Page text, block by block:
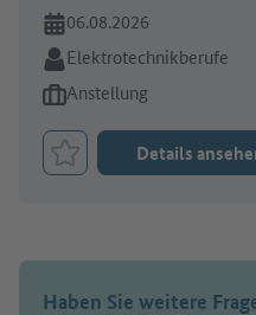
Online seit:
06.08.2026
Branche:
Elektrotechnikberufe
Art des Jobangebots:
Anstellung
Job merken
Details
Haben Sie weitere